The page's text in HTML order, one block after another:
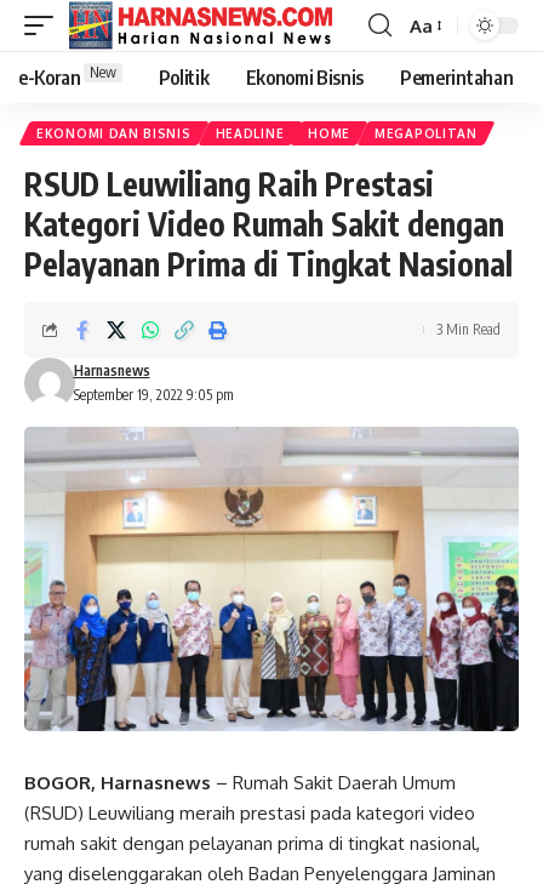
Aa
e-Koran New Politik Ekonomi Bisnis Pemerintahan
EKONOMI DAN BISNIS HEADLINE HOME MEGAPOLITAN
RSUD Leuwiliang Raih Prestasi
Kategori Video Rumah Sakit dengan
Pelayanan Prima di Tingkat Nasional
September 19, 2022 9:05 pm
Harnasnews
3 Min Read
BOGOR, Harnasnews – Rumah Sakit Daerah Umum
(RSUD) Leuwiliang meraih prestasi pada kategori video
rumah sakit dengan pelayanan prima di tingkat nasional,
yang diselenggarakan oleh Badan Penyelenggara Jaminan